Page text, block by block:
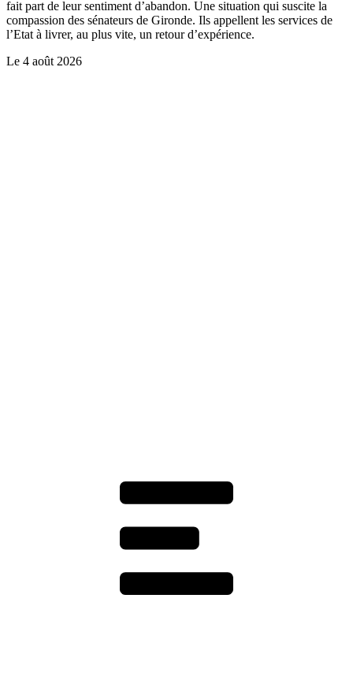
fait part de leur sentiment d’abandon. Une situation qui suscite la
compassion des sénateurs de Gironde. Ils appellent les services de
l’Etat à livrer, au plus vite, un retour d’expérience.
Le 4 août 2026